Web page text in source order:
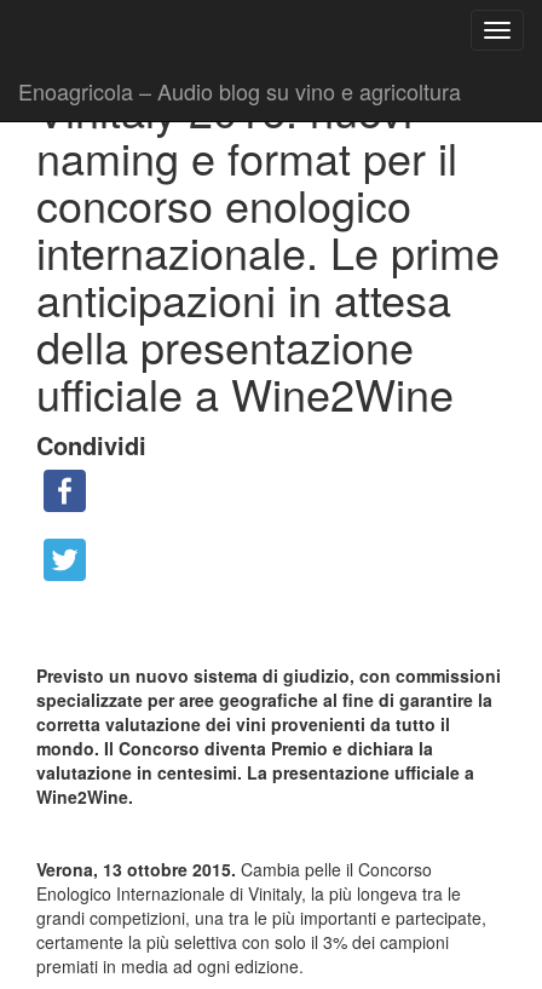
Enoagricola – Audio blog su vino e agricoltura
Vinitaly 2016: nuovi
naming e format per il
concorso enologico
internazionale. Le prime
anticipazioni in attesa
della presentazione
ufficiale a Wine2Wine
Condividi
Previsto un nuovo sistema di giudizio, con commissioni
specializzate per aree geografiche al fine di garantire la
corretta valutazione dei vini provenienti da tutto il
mondo. Il Concorso diventa Premio e dichiara la
valutazione in centesimi. La presentazione ufficiale a
Wine2Wine.
Verona, 13 ottobre 2015. Cambia pelle il Concorso
Enologico Internazionale di Vinitaly, la più longeva tra le
grandi competizioni, una tra le più importanti e partecipate,
certamente la più selettiva con solo il 3% dei campioni
premiati in media ad ogni edizione.